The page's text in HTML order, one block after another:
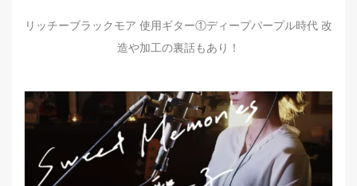
リッチーブラックモア 使用ギター①ディープパープル時代 改
造や加工の裏話もあり！